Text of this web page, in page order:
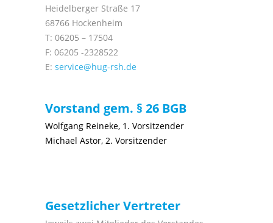
Heidelberger Straße 17
68766 Hockenheim
T: 06205 – 17504
F: 06205 -2328522
E: service@hug-rsh.de
Vorstand gem. § 26 BGB
Wolfgang Reineke, 1. Vorsitzender
Michael Astor, 2. Vorsitzender
Gesetzlicher Vertreter